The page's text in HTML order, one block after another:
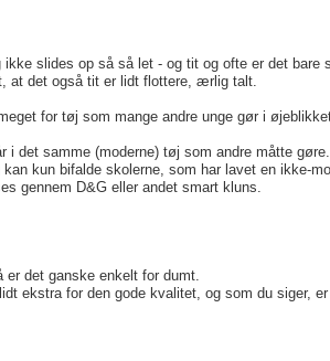
slides op så så let - og tit og ofte er det bare
at det også tit er lidt flottere, ærlig talt.
for tøj som mange andre unge gør i
det samme (moderne) tøj som andre måtte
kun bifalde skolerne, som har lavet en ikke-
gennem D&G eller andet smart kluns.
det ganske enkelt for dumt.
ekstra for den gode kvalitet, og som du siger,